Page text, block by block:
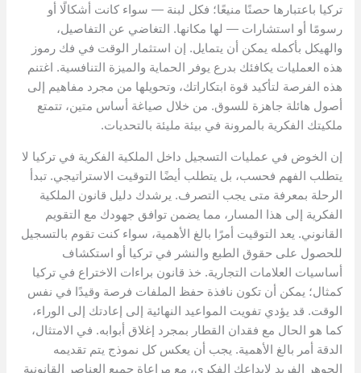
تركيا باعتبارها حصنًا منيعًا؛ فكل لبنة — سواء كانت أشكالًا أو
رسومًا أو استشارات — لها مكانها. التغاضي عن التفاصيل،
والهيكل بأكمله يمكن أن يتمايل. إن استثمار الوقت في فك رموز
هذه العمليات يكافئك بدرع يوفر الحماية والميزة التنافسية. اغتنم
هذه الفرصة لتأكيد قوة ابتكاراتك، وتحويلها من مجرد مفاهيم إلى
أصول هائلة جاهزة للسوق. من خلال صياغة أساس متين، تتمتع
ملكيتك الفكرية بالمرونة في بيئة مليئة بالتحديات.
إن الخوض في عمليات التسجيل داخل الملكية الفكرية في تركيا لا
يتطلب الفهم فحسب، بل يتطلب أيضًا التوقيت الاستراتيجي. تبدأ
الرحلة بمعرفة متى يجب التصرف. يرشدك دليل قانون الملكية
الفكرية إلى هذا المسار، مما يضمن توافق جهودك مع التقويم
القانوني. يعد التوقيت أمرًا بالغ الأهمية، سواء كنت تقوم بالتسجيل
للحصول على حقوق الطبع والنشر في تركيا أو استكشاف
أساسيات العلامات التجارية. خذ قانون براءات الاختراع في تركيا
كمثال؛ يمكن أن تكون نافذة حفظ الملفات فرصة وقيدًا في نفس
الوقت. قد يؤدي تفويت المواعيد النهائية إلى إعادتك إلى الوراء،
كما هو الحال مع فقدان القطار بمجرد إغلاق أبوابه. في الامتثال،
الدقة أمر بالغ الأهمية. يجب أن يعكس كل نموذج يتم تقديمه
الجوهر الفريد لإبداعك الفكري، مع مراعاة جميع العناصر القانونية